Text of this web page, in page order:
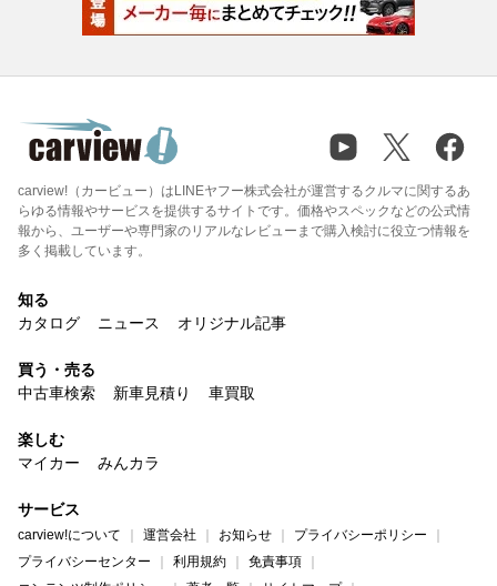
carview!（カービュー）はLINEヤフー株式会社が運営するクルマに関するあ
らゆる情報やサービスを提供するサイトです。価格やスペックなどの公式情
報から、ユーザーや専門家のリアルなレビューまで購入検討に役立つ情報を
多く掲載しています。
知る
カタログ
ニュース オリジナル記事
買う・売る
中古車検索
新車見積り 車買取
楽しむ
マイカー
みんカラ
サービス
carview!について 運営会社 お知らせ
プライバシーポリシー
プライバシーセンター
利用規約
免責事項